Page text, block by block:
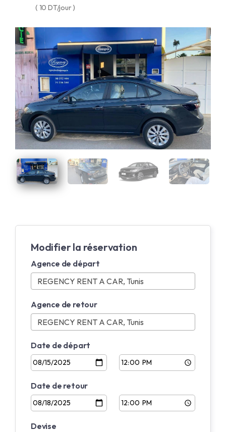
( 10 DT/jour )
Modifier la réservation
Agence de départ
Agence de retour
Date de départ
Date de retour
Devise